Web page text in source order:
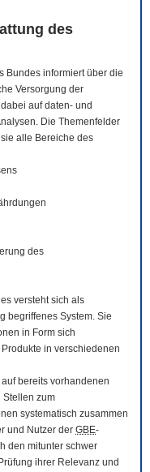
des
Bundes informiert über die
Versorgung der
auf daten- und
Die Themenfelder
alle Bereiche des
des
versteht sich als
begriffenes System. Sie
in Form sich
in verschiedenen
bereits vorhandenen
Stellen zum
systematisch zusammen
und Nutzer der GBE-
den mitunter schwer
ihrer Relevanz und